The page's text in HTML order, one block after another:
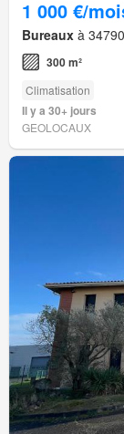
1 000 €/
Bureaux à
300 m²
Climatisation
Il y a 30+ jours
GEOLOCAUX